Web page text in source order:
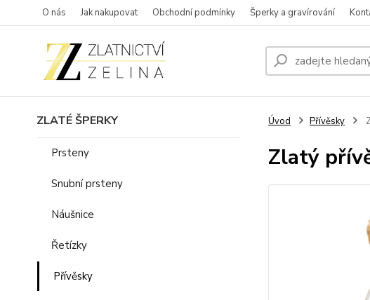
O nás Jak nakupovat Obchodní podmínky Šperky a gravírování
ZLATÉ ŠPERKY
Prsteny
Snubní prsteny
Náušnice
Řetízky
Přívěsky
Úvod Přívěsky
Zlatý